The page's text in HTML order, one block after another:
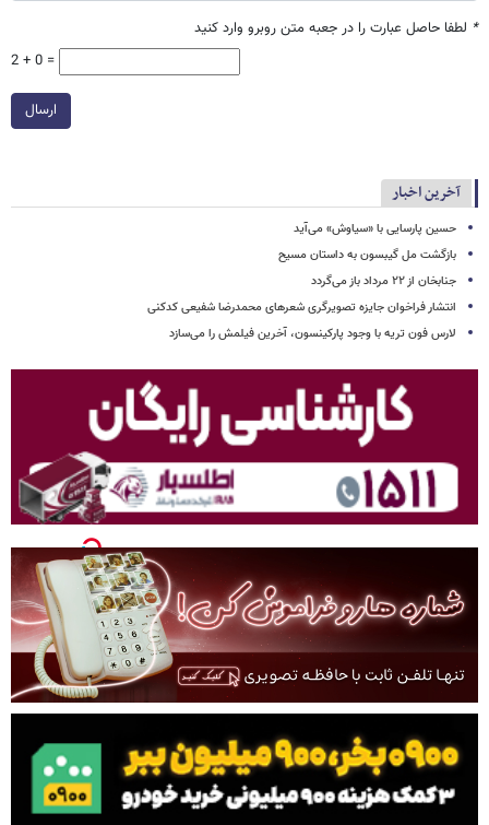
* لطفا حاصل عبارت را در جعبه متن روبرو وارد کنید
2 + 0 =
ارسال
آخرین اخبار
حسین پارسایی با «سیاوش» می‌آید
بازگشت مل گیبسون به داستان مسیح
جنابخان از ۲۲ مرداد باز می‌گردد
انتشار فراخوان جایزه تصویرگری شعرهای محمدرضا شفیعی کدکنی
لارس فون تریه با وجود پارکینسون، آخرین فیلمش را می‌سازد